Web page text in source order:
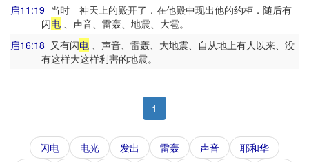
启11:19 当时 神天上的殿开了．在他殿中现出他的约柜．随后有
闪电、声音、雷轰、地震、大雹。
启16:18 又有闪电 、声音、雷轰、大地震、自从地上有人以来、没
有这样大这样利害的地震。
1
闪电 电光 发出 雷轰 声音
耶和华